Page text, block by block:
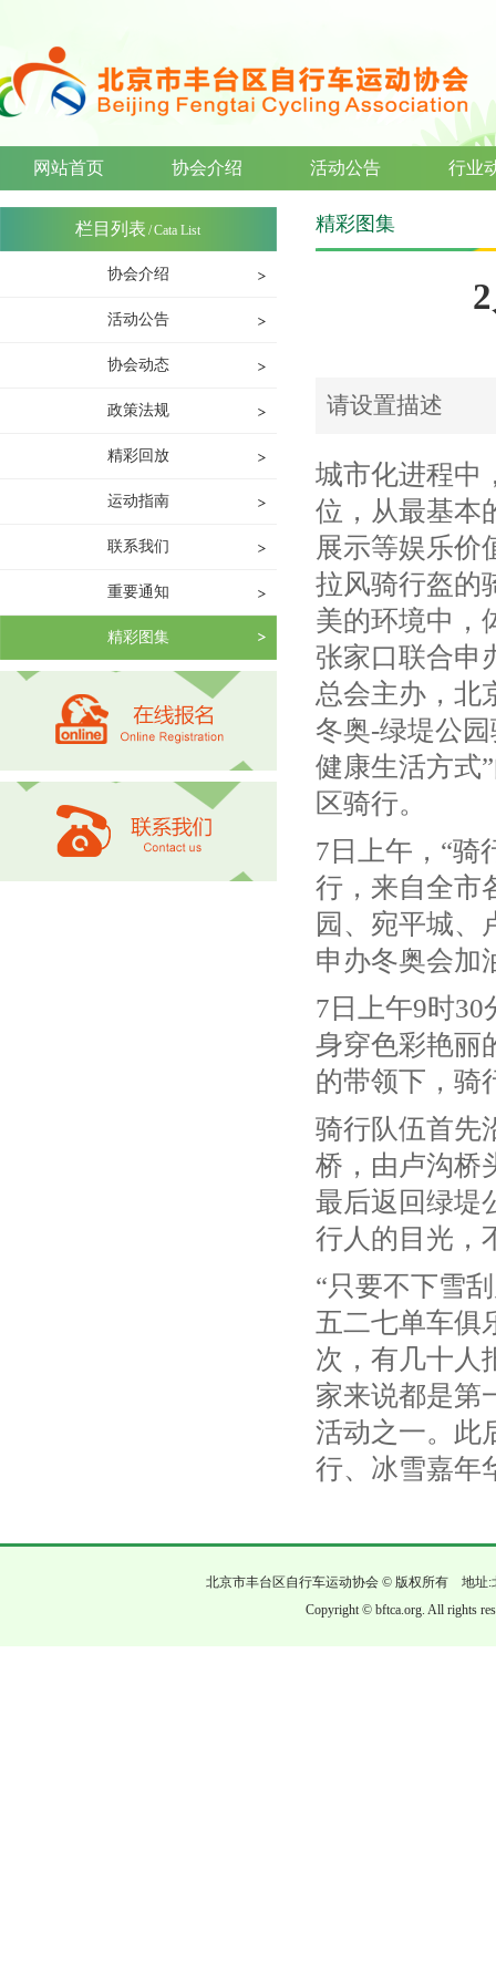
网站首页 协会介绍 活动公告 行业
栏目列表 /Cata List
协会介绍
活动公告
协会动态
政策法规
精彩回放
运动指南
联系我们
重要通知
精彩图集
精彩图集
请设置描述
城市化进程中
位，从最基本
展示等娱乐价
拉风骑行盔的
美的环境中，
张家口联合申
总会主办，北
冬奥-绿堤公
健康生活方式
区骑行。
7日上午，“骑
行，来自全市
园、宛平城、
申办冬奥会加
7日上午9时
身穿色彩艳丽
的带领下，骑
骑行队伍首先
桥，由卢沟桥
最后返回绿堤
行人的目光，
“只要不下雪
五二七单车俱
次，有几十人
家来说都是第
活动之一。此
行、冰雪嘉年
北京市丰台区自行车运动协会 © 版权所有 地址:
Copyright © bftca.org. All rights